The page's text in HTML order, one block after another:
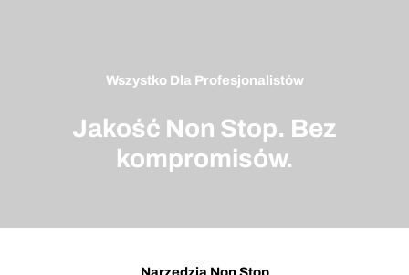
Wszystko Dla Profesjonalistów
Jakość Non Stop. Bez
kompromisów.
Narzędzia Non Stop